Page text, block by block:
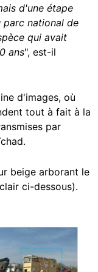
d'une étape
parc national de
qui avait
ans", est-il
d'images, où
tout à fait à la
par
beige arborant le
ci-dessous).